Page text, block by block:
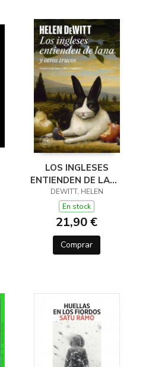
LOS INGLESES
ENTIENDEN DE LANA
(Y OTROS TRUCOS)
DEWITT, HELEN
En stock
21,90 €
Comprar